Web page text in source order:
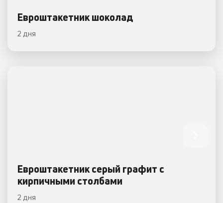
Евроштакетник шоколад
2 дня
Евроштакетник серый графит с
кирпичными столбами
2 дня